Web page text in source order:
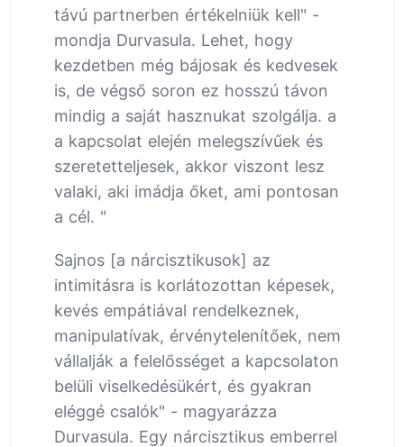
távú partnerben értékelniük kell" -
mondja Durvasula. Lehet, hogy
kezdetben még bájosak és kedvesek
is, de végső soron ez hosszú távon
mindig a saját hasznukat szolgálja. a
a kapcsolat elején melegszívűek és
szeretetteljesek, akkor viszont lesz
valaki, aki imádja őket, ami pontosan
a cél. "
Sajnos [a nárcisztikusok] az
intimitásra is korlátozottan képesek,
kevés empátiával rendelkeznek,
manipulatívak, érvénytelenítőek, nem
vállalják a felelősséget a kapcsolaton
belüli viselkedésükért, és gyakran
eléggé csalók" - magyarázza
Durvasula. Egy nárcisztikus emberrel